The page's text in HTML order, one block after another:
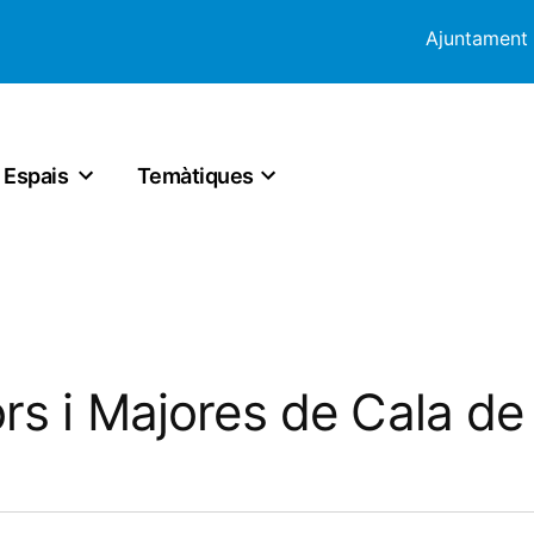
Ajuntament
Espais Temàtiques
i Majores de Cala